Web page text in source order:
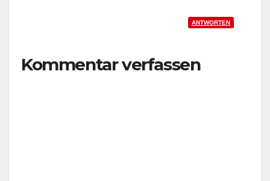
ANTWORTEN
Kommentar verfassen